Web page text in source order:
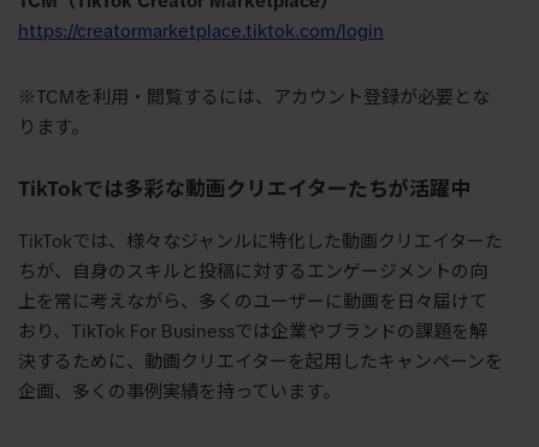
https://creatormarketplace.tiktok.com/login
※ TCM を利用・閲覧するには、アカウント登録が必要とな
ります。
TikTokでは多彩な動画クリエイターたちが活躍中
TikTokでは、様々なジャンルに特化した動画クリエイターた
ちが、自身のスキルと投稿に対するエンゲージメントの向
上を常に考えながら、多くのユーザーに動画を日々届けて
おり、 TikTok For Businessでは企業やブランドの課題を解
決するために、動画クリエイターを起用したキャンペーンを
企画、多くの事例実績を持っています。